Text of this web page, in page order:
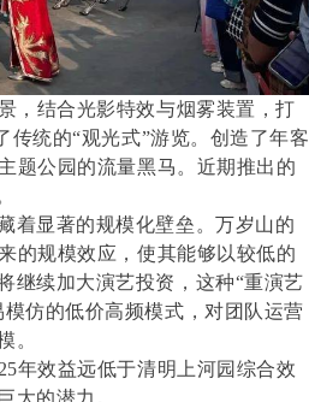
，结合光影特效与烟雾装置，打
传统的“观光式”游览。创造了年客
题公园的流量黑马。近期推出的
着显著的规模化壁垒。万岁山的
的规模效应，使其能够以较低的
继续加大演艺投资，这种“重演艺
仿的低价高频模式，对团队运营
。
年效益远低于清明上河园综合效